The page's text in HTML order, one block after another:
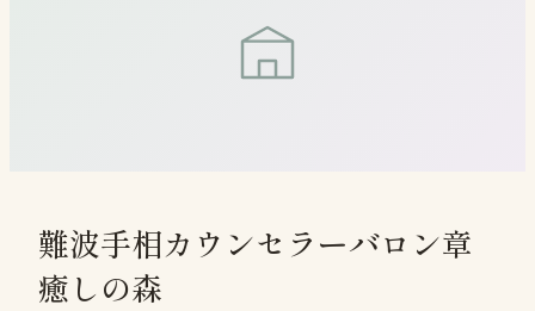
難波手相カウンセラーバロン章
癒しの森